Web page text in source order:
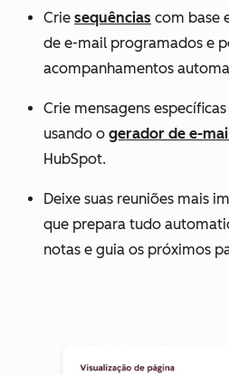
Crie sequências com base
de e-mail programados e
acompanhamentos
Crie mensagens
usando o gerador de e-
HubSpot.
Deixe suas reuniões mais
que prepara tudo
notas e guia os próximos